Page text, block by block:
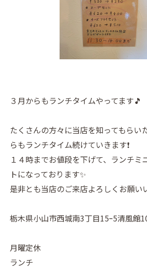
３月からもランチタイムやってます🎵
たくさんの方々に当店を知ってもらい
らもランチタイム続けていきます❗
１４時までお値段を下げて、ランチミ
トになっております✨
是非とも当店のご来店よろしくお願い
栃木県小山市西城南3丁目15ｰ5清風館
月曜定休
ランチ